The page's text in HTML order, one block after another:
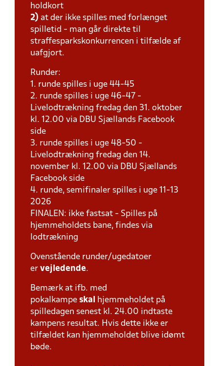
holdkort
2) at der ikke spilles med forlænget
spilletid - man går direkte til
straffesparkskonkurrencen i tilfælde af
uafgjort.
Runder:
1. runde spilles i uge 44-45
2. runde spilles i uge 46-47 -
Livelodtrækning fredag den 31. oktober
kl. 12.00 via DBU Sjællands Facebook
side
3. runde spilles i uge 48-50 -
Livelodtrækning fredag den 14.
november kl. 12.00 via DBU Sjællands
Facebook side
4. runde, semifinaler spilles i uge 11-13
2026
FINALEN: ikke fastsat - Spilles på
hjemmeholdets bane, findes via
lodtrækning
Ovenstående runder/ugedatoer
er vejledende.
Bemærk at ifb. med
pokalkampe skal
hjemmeholdet på
spilledagen senest kl. 24.00 indtaste
kampens resultat. Hvis dette ikke er
tilfældet kan hjemmeholdet blive idømt
bøde.